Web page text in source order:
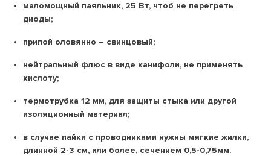
маломощный паяльник, 25 Вт, чтоб не перегреть
диоды;
припой оловянно – свинцовый;
нейтральный флюс в виде канифоли, не применять
кислоту;
термотрубка 12 мм, для защиты стыка или другой
изоляционный материал;
в случае пайки с проводниками нужны мягкие жилки,
длинной 2-3 см, или более, сечением 0,5-0,75мм.